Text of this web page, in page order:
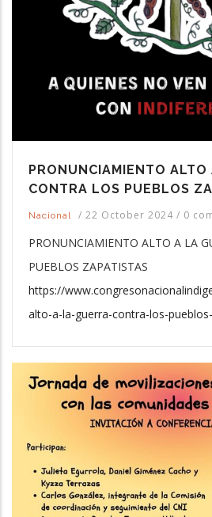
PRONUNCIAMIENTO ALTO
CONTRA LOS PUEBLOS
Nacional / 22 October 2024 / 0
PRONUNCIAMIENTO ALTO A LA
PUEBLOS ZAPATISTAS
https://
alto-a-la-guerra-contra-los-